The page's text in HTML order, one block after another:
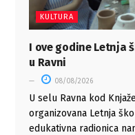
KULTURA
I ove godine Letnja
u Ravni
08/08/2026
U selu Ravna kod
organizovana Letnja
edukativna radionica